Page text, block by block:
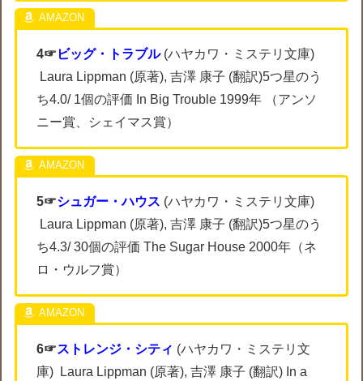
4☞ ビッグ・トラブル(ハヤカワ・ミステリ文庫)
Laura Lippman (原著), 吉澤 康子 (翻訳)5つ星のう
ち4.0/ 1個の評価 In Big Trouble 1999年 （アンソ
ニー賞、シェイマス賞）
5☞シュガー・ハウス (ハヤカワ・ミステリ文庫)
Laura Lippman (原著), 吉澤 康子 (翻訳)5つ星のう
ち4.3/ 30個の評価 The Sugar House 2000年（ネ
ロ・ウルフ賞）
6☞ストレンジ・シティ (ハヤカワ・ミステリ文
庫) Laura Lippman (原著), 吉澤 康子 (翻訳) In a